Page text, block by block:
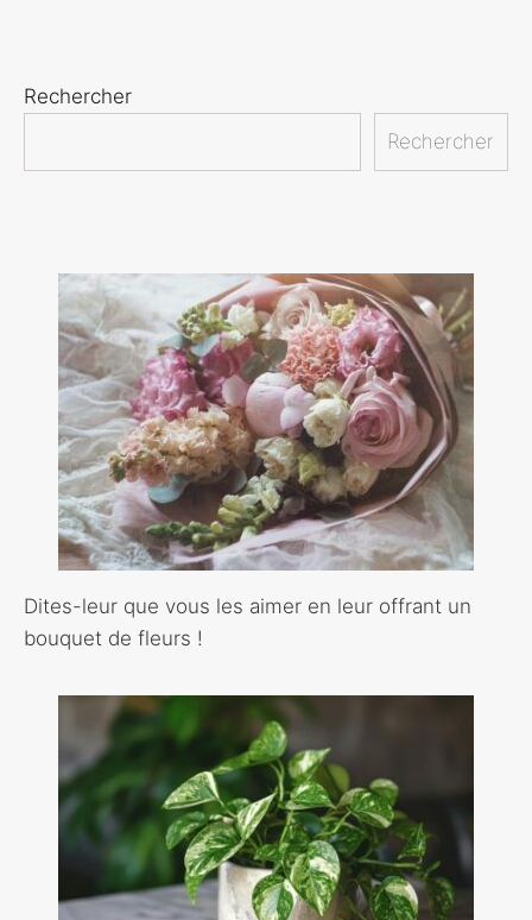
Rechercher
Rechercher
Dites-leur que vous les aimer en leur offrant un
bouquet de fleurs !